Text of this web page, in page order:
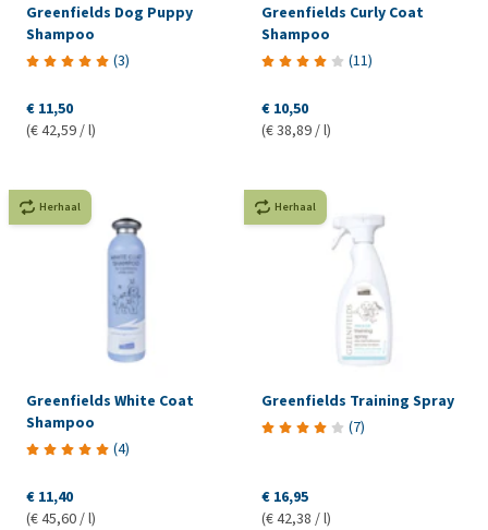
Greenfields Dog Puppy
Shampoo
(3)
€ 11,50
(€ 42,59 / l)
Greenfields Curly Coat
Shampoo
(11)
€ 10,50
(€ 38,89 / l)
Herhaal
Greenfields White Coat
Shampoo
(4)
€ 11,40
(€ 45,60 / l)
Herhaal
Greenfields Training Spray
(7)
€ 16,95
(€ 42,38 / l)